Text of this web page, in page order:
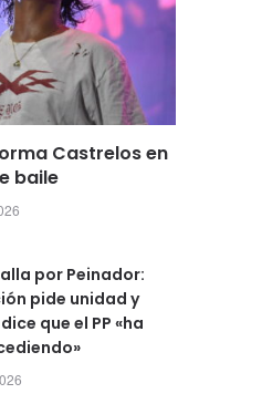
Castrelos en
baile
por Peinador:
pide unidad y
que el PP «ha